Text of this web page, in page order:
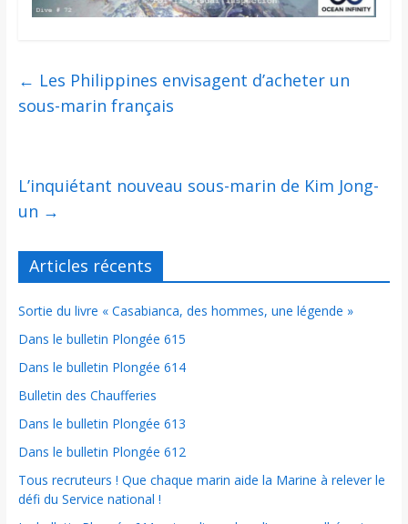
← Les Philippines envisagent d’acheter un
sous-marin français
L’inquiétant nouveau sous-marin de Kim Jong-
un →
Articles récents
Sortie du livre « Casabianca, des hommes, une légende »
Dans le bulletin Plongée 615
Dans le bulletin Plongée 614
Bulletin des Chaufferies
Dans le bulletin Plongée 613
Dans le bulletin Plongée 612
Tous recruteurs ! Que chaque marin aide la Marine à relever le
défi du Service national !